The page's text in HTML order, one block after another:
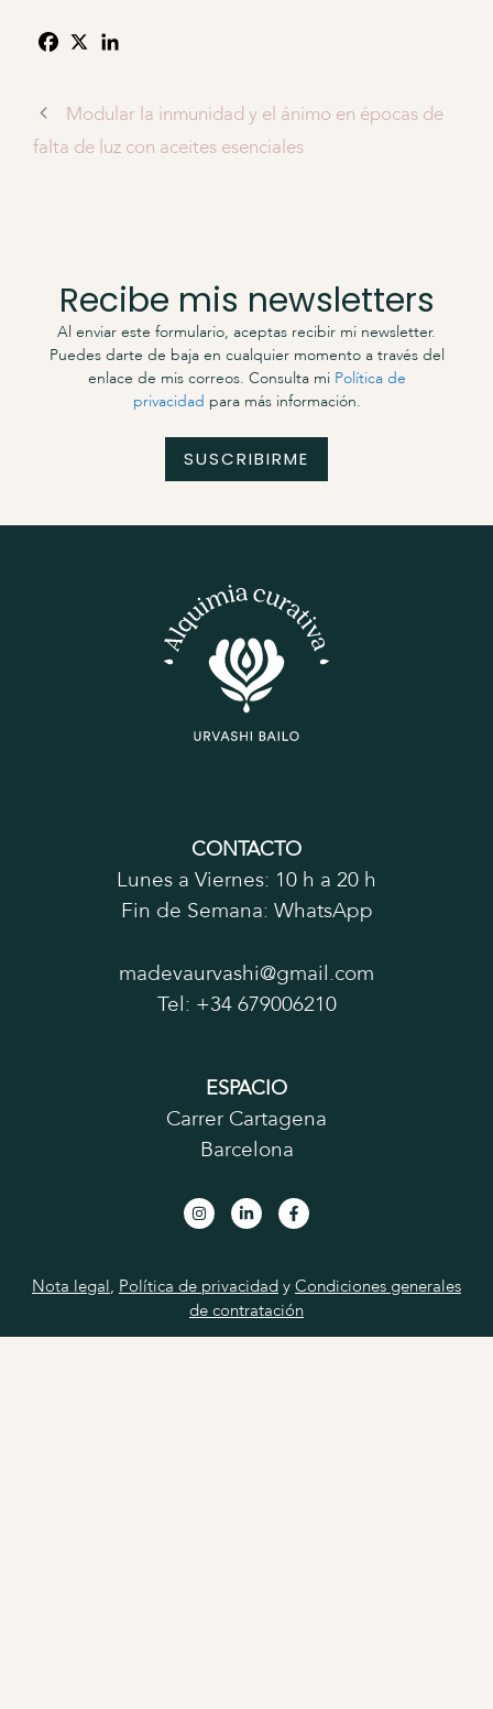
Modular la inmunidad y el ánimo en épocas de
falta de luz con aceites esenciales
Recibe mis newsletters
Al enviar este formulario, aceptas recibir mi newsletter.
Puedes darte de baja en cualquier momento a través del
enlace de mis correos. Consulta mi Política de
privacidad para más información.
SUSCRIBIRME
CONTACTO
Lunes a Viernes: 10 h a 20 h
Fin de Semana: WhatsApp
madevaurvashi@gmail.com
Tel: +34 679006210
ESPACIO
Carrer Cartagena
Barcelona
Nota legal Política de privacidad y Condiciones generales
de contratación